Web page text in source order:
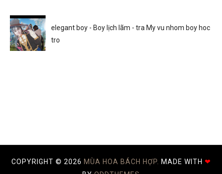
elegant boy - Boy lịch lãm - tra My vu nhom boy hoc
tro
COPYRIGHT © 2026 MÙA HOA BÁCH HỢP. MADE WITH ❤